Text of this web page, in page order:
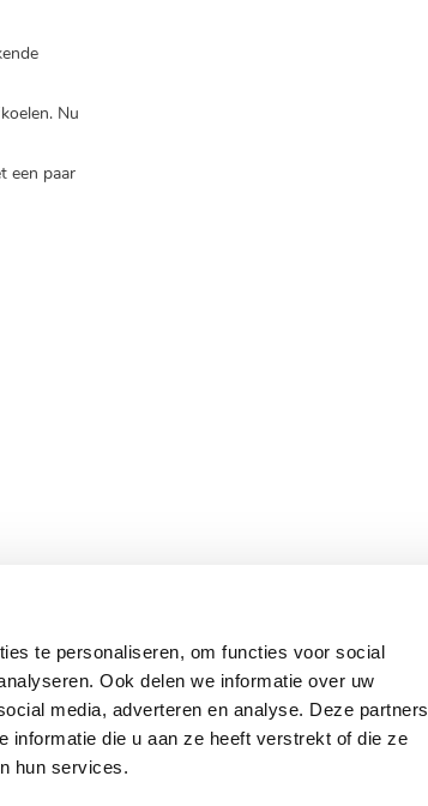
te personaliseren, om functies voor social
Ook delen we informatie over uw
media, adverteren en analyse. Deze partners
informatie die u aan ze heeft verstrekt of die ze
hun services.
Nu
een paar